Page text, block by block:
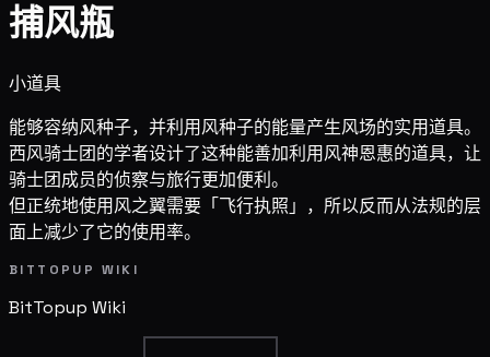
捕风瓶
小道具
能够容纳风种子，并利用风种子的能量产生风场的实用道具。
西风骑士团的学者设计了这种能善加利用风神恩惠的道具，让
骑士团成员的侦察与旅行更加便利。
但正统地使用风之翼需要「飞行执照」，所以反而从法规的层
面上减少了它的使用率。
BITTOPUP WIKI
BitTopup Wiki